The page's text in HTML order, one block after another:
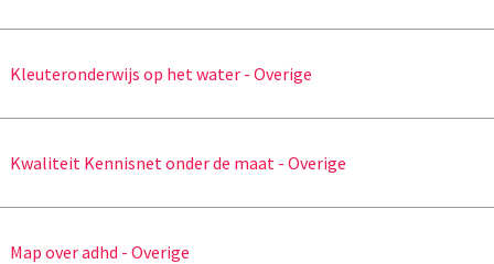
Kleuteronderwijs op het water - Overige
Kwaliteit Kennisnet onder de maat - Overige
Map over adhd - Overige